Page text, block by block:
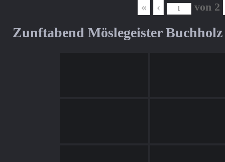
« ‹ von 2
Zunftabend Möslegeister Buchholz